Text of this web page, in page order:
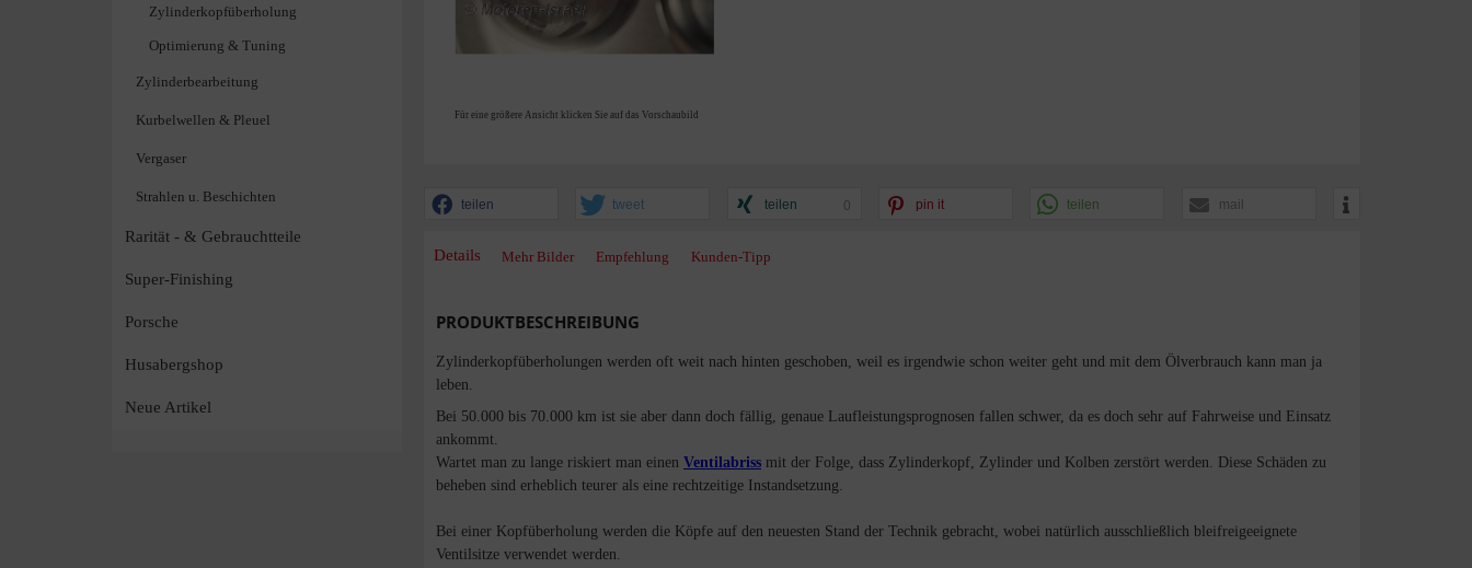
Für eine größere Ansicht klicken Sie auf das Vorschaubild
teilen tweet teilen 0 pin it teilen mail
Details Mehr Bilder Empfehlung Kunden-Tipp
PRODUKTBESCHREIBUNG
Zylinderkopfüberholungen werden oft weit nach hinten geschoben, weil es irgendwie schon weiter geht und mit dem Ölverbrauch kann man ja
leben.
Bei 50.000 bis 70.000 km ist sie aber dann doch fällig, genaue Laufleistungsprognosen fallen schwer, da es doch sehr auf Fahrweise und Einsatz
ankommt.
Wartet man zu lange riskiert man einen Ventilabriss mit der Folge, dass Zylinderkopf, Zylinder und Kolben zerstört werden. Diese Schäden zu
beheben sind erheblich teurer als eine rechtzeitige Instandsetzung.
Bei einer Kopfüberholung werden die Köpfe auf den neuesten Stand der Technik gebracht, wobei natürlich ausschließlich bleifreigeeignete
Ventilsitze verwendet werden.
Zylinderkopfüberholung
Optimierung & Tuning
Zylinderbearbeitung
Kurbelwellen & Pleuel
Vergaser
Strahlen u. Beschichten
Rarität - & Gebrauchtteile
Super-Finishing
Porsche
Husabergshop
Neue Artikel